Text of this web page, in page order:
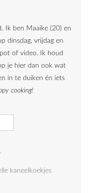
Ik ben Maaike (20) en
dinsdag, vrijdag en
of video. Ik houd
je hier dan ook wat
in te duiken én iets
cooking!
kaneelkoekjes